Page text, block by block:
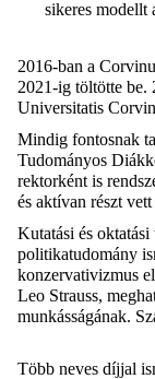
sikeres modellt
2016-ban a
2021-ig töltötte be.
Universitatis
Mindig fontosnak
Tudományos
rektorként is
és aktívan részt
Kutatási és
politikatudomány
konzervativizmus
Leo Strauss,
munkásságának.
Több neves díjjal